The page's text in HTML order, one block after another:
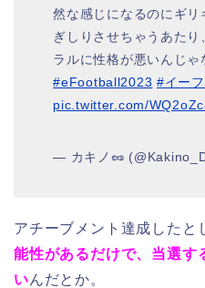
然な感じになるのにギ
ぎしりさせちゃうあた
ラルに性格が悪いんじゃ
#eFootball2023 #イーフ
pic.twitter.com/
— カキノ🥜
アチーブメント達成したと
能性があるだけで、当選す
いんだとか。